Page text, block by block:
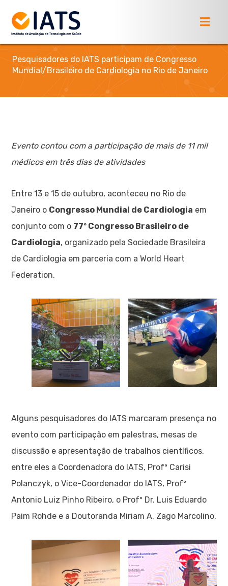
Pesquisadores do IATS participam de Congresso
Mundial/Brasileiro de Cardiologia no Rio de Janeiro
Evento contou com a participação de mais de 11 mil
médicos em três dias de atividades
Entre 13 e 15 de outubro, aconteceu no Rio de
Janeiro o Congresso Mundial de Cardiologia em
conjunto com o 77º Congresso Brasileiro de
Cardiologia, organizado pela Sociedade Brasileira
de Cardiologia em parceria com a World Heart
Federation.
Alguns pesquisadores do IATS marcaram presença no
evento com participação em palestras, mesas de
discussão e apresentação de trabalhos científicos,
entre eles a Coordenadora do IATS, Profª Carisi
Polanczyk, o Vice-Coordenador do IATS, Profº
Antonio Luiz Pinho Ribeiro, o Profº Dr. Luis Eduardo
Paim Rohde e a Doutoranda Miriam A. Zago Marcolino.